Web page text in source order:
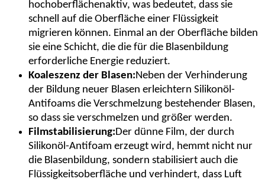
hochoberflächenaktiv, was bedeutet, dass sie
schnell auf die Oberfläche einer Flüssigkeit
migrieren können. Einmal an der Oberfläche bilden
sie eine Schicht, die die für die Blasenbildung
erforderliche Energie reduziert.
Koaleszenz der Blasen:Neben der Verhinderung
der Bildung neuer Blasen erleichtern Silikonöl-
Antifoams die Verschmelzung bestehender Blasen,
so dass sie verschmelzen und größer werden.
Filmstabilisierung: Der dünne Film, der durch
Silikonöl-Antifoam erzeugt wird, hemmt nicht nur
die Blasenbildung, sondern stabilisiert auch die
Flüssigkeitsoberfläche und verhindert, dass Luft